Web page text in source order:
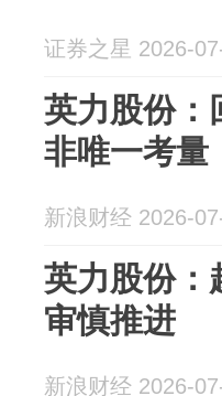
证券之星 2026-
英力股份：
非唯一考量
新浪财经 2026-
英力股份：
审慎推进
新浪财经 2026-